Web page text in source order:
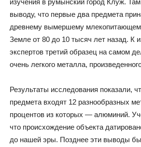
выводу, что первые два предмета
древнему вымершему
Земле от 80 до 10 тысяч лет назад. К
экспертов третий образец на самом
очень легкого металла,
Результаты исследования показали,
предмета входят 12 разнообразных
процентов из которых — алюминий.
что происхождение объекта
до нашей эры. Позднее эти выводы